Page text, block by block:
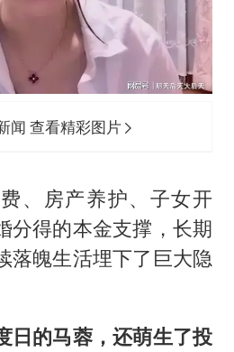
闻 查看精彩图片
、房产养护、子女开
分得的本金支撑，长期
落魄生活埋下了巨大隐
日的马蓉，还萌生了投